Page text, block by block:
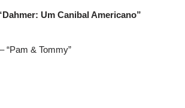
Um Canibal Americano”
“Pam & Tommy”